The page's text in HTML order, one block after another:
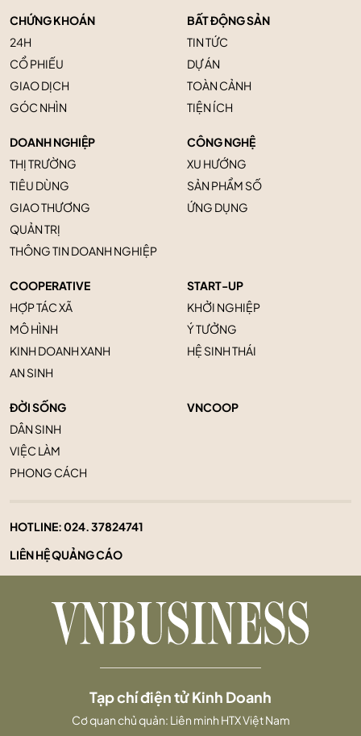
CHỨNG KHOÁN
24H
CỔ PHIẾU
GIAO DỊCH
GÓC NHÌN
BẤT ĐỘNG SẢN
TIN TỨC
DỰ ÁN
TOÀN CẢNH
TIỆN ÍCH
DOANH NGHIỆP
THỊ TRƯỜNG
TIÊU DÙNG
GIAO THƯƠNG
QUẢN TRỊ
THÔNG TIN DOANH NGHIỆP
CÔNG NGHỆ
XU HƯỚNG
SẢN PHẨM SỐ
ỨNG DỤNG
COOPERATIVE
HỢP TÁC XÃ
MÔ HÌNH
KINH DOANH XANH
AN SINH
START-UP
KHỞI NGHIỆP
Ý TƯỞNG
HỆ SINH THÁI
ĐỜI SỐNG
DÂN SINH
VIỆC LÀM
PHONG CÁCH
VNCOOP
HOTLINE:024. 37824741
LIÊN HỆ QUẢNG CÁO
Tạp chí điện tử Kinh Doanh
Cơ quan chủ quản: Liên minh HTX Việt Nam